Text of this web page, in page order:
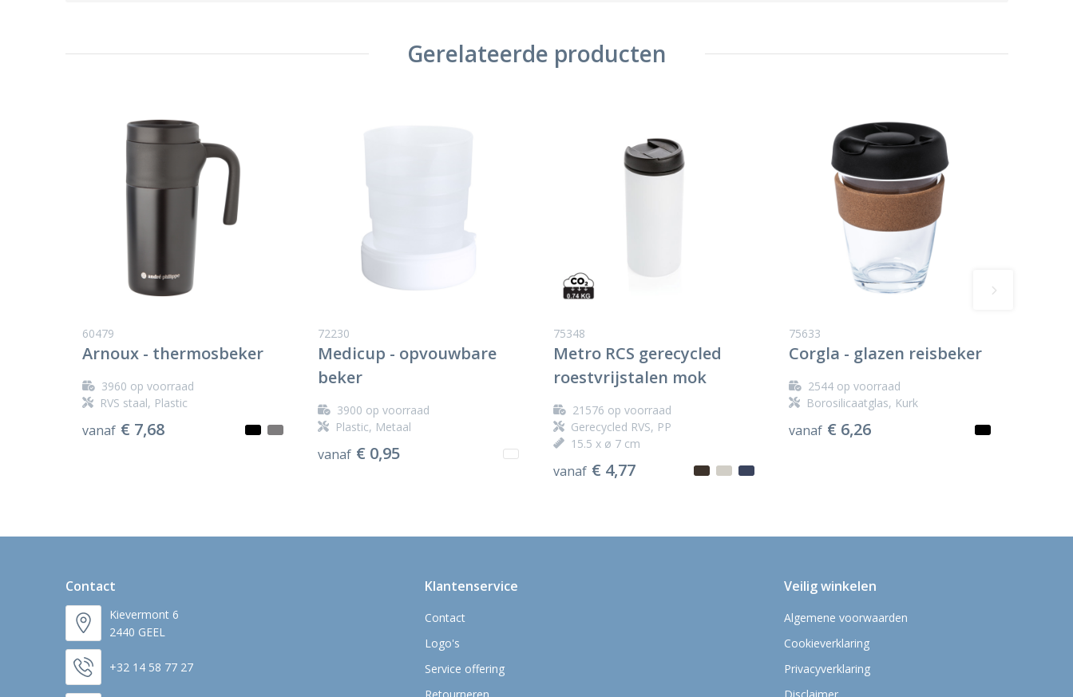
Gerelateerde producten
60479
Arnoux - thermosbeker
3960 op voorraad
RVS staal, Plastic
vanaf € 7,68
72230
Medicup - opvouwbare
beker
3900 op voorraad
Plastic, Metaal
vanaf € 0,95
75348
Metro RCS gerecycled
roestvrijstalen mok
21576 op voorraad
Gerecycled RVS, PP
15.5 x ø 7 cm
vanaf € 4,77
75633
Corgla - glazen reisbeker
2544 op voorraad
Borosilicaatglas, Kurk
vanaf € 6,26
Contact
Kievermont 6
2440 GEEL
+32 14 58 77 27
Klantenservice
Contact
Logo's
Service offering
Veilig winkelen
Algemene voorwaarden
Cookieverklaring
Privacyverklaring